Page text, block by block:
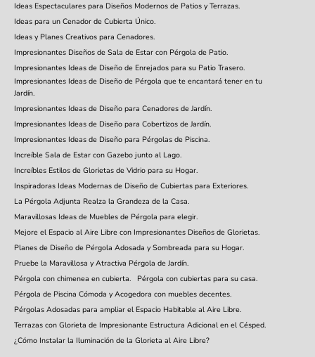
Ideas Espectaculares para Diseños Modernos de Patios y Terrazas.
Ideas para un Cenador de Cubierta Único.
Ideas y Planes Creativos para Cenadores.
Impresionantes Diseños de Sala de Estar con Pérgola de Patio.
Impresionantes Ideas de Diseño de Enrejados para su Patio Trasero.
Impresionantes Ideas de Diseño de Pérgola que te encantará tener en tu
Jardín.
Impresionantes Ideas de Diseño para Cenadores de Jardín.
Impresionantes Ideas de Diseño para Cobertizos de Jardín.
Impresionantes Ideas de Diseño para Pérgolas de Piscina.
Increíble Sala de Estar con Gazebo junto al Lago.
Increíbles Estilos de Glorietas de Vidrio para su Hogar.
Inspiradoras Ideas Modernas de Diseño de Cubiertas para Exteriores.
La Pérgola Adjunta Realza la Grandeza de la Casa.
Maravillosas Ideas de Muebles de Pérgola para elegir.
Mejore el Espacio al Aire Libre con Impresionantes Diseños de Glorietas.
Planes de Diseño de Pérgola Adosada y Sombreada para su Hogar.
Pruebe la Maravillosa y Atractiva Pérgola de Jardín.
Pérgola con chimenea en cubierta.
Pérgola con cubiertas para su casa.
Pérgola de Piscina Cómoda y Acogedora con muebles decentes.
Pérgolas Adosadas para ampliar el Espacio Habitable al Aire Libre.
Terrazas con Glorieta de Impresionante Estructura Adicional en el Césped.
¿Cómo Instalar la Iluminación de la Glorieta al Aire Libre?